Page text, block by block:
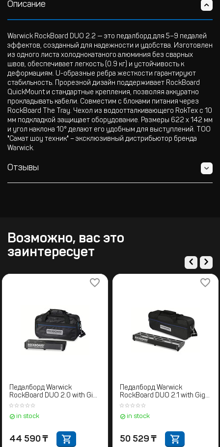
Описание
Warwick RockBoard DUO 2.2 — это педалборд для 5–9 педалей
эффектов, созданный для надежности и удобства. Изготовлен
из одного листа холоднокатаного алюминия без сварных
швов, обеспечивает легкость (0.9 кг) и устойчивость к
деформациям. U-образные ребра жесткости гарантируют
стабильность. Прорезной дизайн поддерживает RockBoard
QuickMount и стандартные крепления, позволяя аккуратно
прокладывать кабели. Совместим с блоками питания через
RockBoard The Tray. Чехол из водоотталкивающего RokTex с 10
мм подкладкой защищает оборудование. Размеры 622 x 142 мм
и угол наклона 10° делают его удобным для выступлений. ТОО
"Самат шоу техник" – эксклюзивный дистрибьютор бренда
Warwick.
Отзывы
Возможно, вас это
заинтересует
Педалборд Warwick
RockBoard DUO 2.0 with Gig
Bag
in stock
44 590 ₸
Педалборд Warwick
RockBoard DUO 2.1 with Gig
Bag
in stock
50 529 ₸